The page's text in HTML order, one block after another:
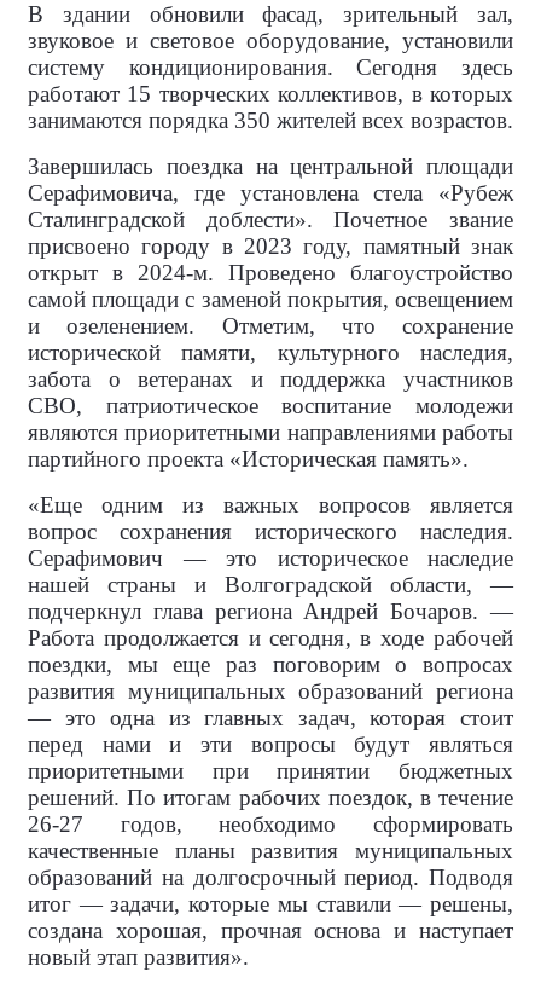
В здании обновили фасад, зрительный зал,
звуковое и световое оборудование, установили
систему кондиционирования. Сегодня здесь
работают 15 творческих коллективов, в которых
занимаются порядка 350 жителей всех возрастов.
Завершилась поездка на центральной площади
Серафимовича, где установлена стела «Рубеж
Сталинградской доблести». Почетное звание
присвоено городу в 2023 году, памятный знак
открыт в 2024-м. Проведено благоустройство
самой площади с заменой покрытия, освещением
и озеленением. Отметим, что сохранение
исторической памяти, культурного наследия,
забота о ветеранах и поддержка участников
СВО, патриотическое воспитание молодежи
являются приоритетными направлениями работы
партийного проекта «Историческая память».
«Еще одним из важных вопросов является
вопрос сохранения исторического наследия.
Серафимович — это историческое наследие
нашей страны и Волгоградской области, —
подчеркнул глава региона Андрей Бочаров. —
Работа продолжается и сегодня, в ходе рабочей
поездки, мы еще раз поговорим о вопросах
развития муниципальных образований региона
— это одна из главных задач, которая стоит
перед нами и эти вопросы будут являться
приоритетными при принятии бюджетных
решений. По итогам рабочих поездок, в течение
26-27 годов, необходимо сформировать
качественные планы развития муниципальных
образований на долгосрочный период. Подводя
итог — задачи, которые мы ставили — решены,
создана хорошая, прочная основа и наступает
новый этап развития».